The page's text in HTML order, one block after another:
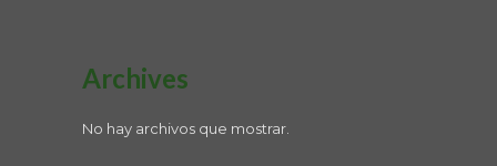
Archives
No hay archivos que mostrar.